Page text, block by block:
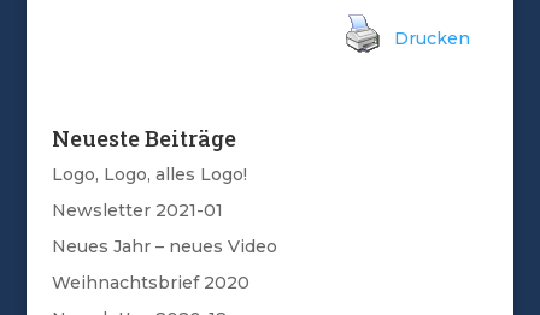
Drucken
Neueste Beiträge
Logo, Logo, alles Logo!
Newsletter 2021-01
Neues Jahr – neues Video
Weihnachtsbrief 2020